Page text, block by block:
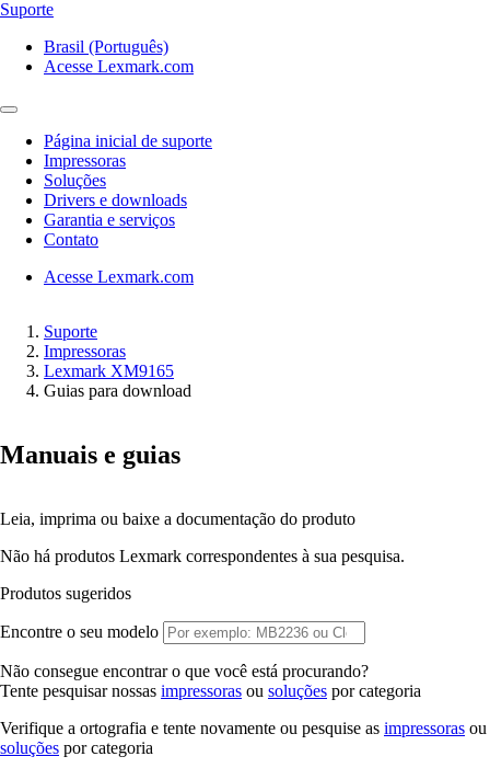
Suporte
Brasil (Português)
Acesse Lexmark.com
Página inicial de suporte
Impressoras
Soluções
Drivers e downloads
Garantia e serviços
Contato
Acesse Lexmark.com
Suporte
Impressoras
Lexmark XM9165
Guias para download
Manuais e guias
Leia, imprima ou baixe a documentação do produto
Não há produtos Lexmark correspondentes à sua pesquisa.
Produtos sugeridos
Encontre o seu modelo
Não consegue encontrar o que você está procurando?
Tente pesquisar nossas impressoras ou soluções por categoria
Verifique a ortografia e tente novamente ou pesquise as impressoras ou
soluções por categoria